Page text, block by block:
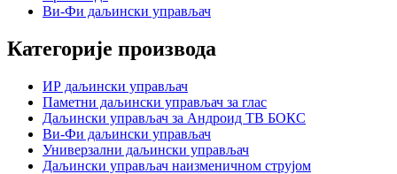
Ви-Фи даљински управљач
Категорије производа
ИР даљински управљач
Паметни даљински управљач за глас
Даљински управљач за Андроид ТВ БОКС
Ви-Фи даљински управљач
Универзални даљински управљач
Даљински управљач наизменичном струјом